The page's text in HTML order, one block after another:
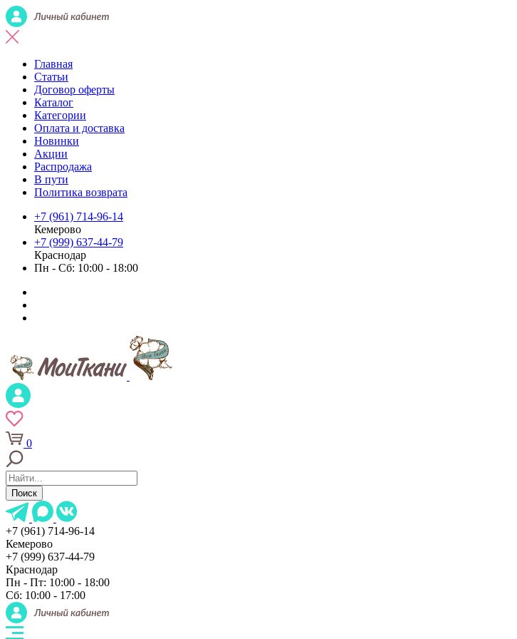
Главная
Статьи
Договор оферты
Каталог
Категории
Оплата и доставка
Новинки
Акции
Распродажа
В пути
Политика возврата
+7 (961) 714-96-14
Кемерово
+7 (999) 637-44-79
Краснодар
Пн - Сб: 10:00 - 18:00
0
Поиск
+7 (961) 714-96-14
Кемерово
+7 (999) 637-44-79
Краснодар
Пн - Пт: 10:00 - 18:00
Сб: 10:00 - 17:00